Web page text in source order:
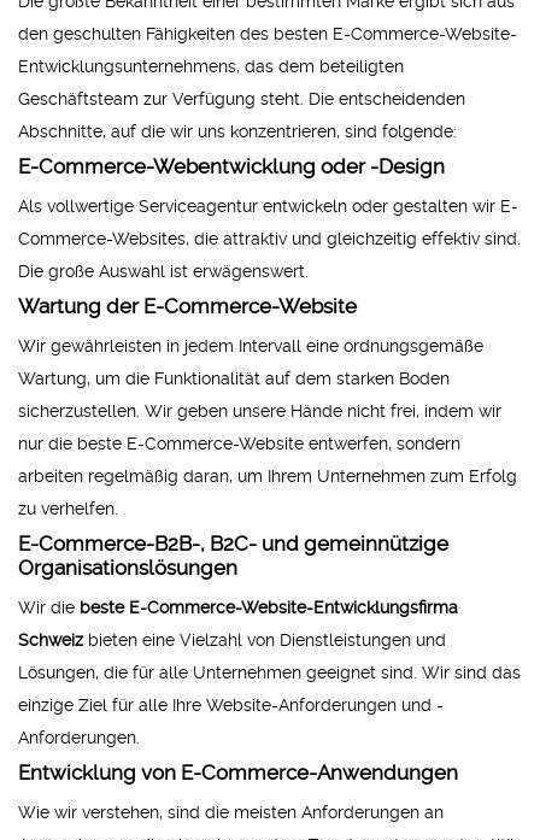
den geschulten Fähigkeiten des besten E-Commerce-Website-
Entwicklungsunternehmens, das dem beteiligten
Geschäftsteam zur Verfügung steht. Die entscheidenden
Abschnitte, auf die wir uns konzentrieren, sind folgende:
E-Commerce-Webentwicklung oder -Design
Als vollwertige Serviceagentur entwickeln oder gestalten wir E-
Commerce-Websites, die attraktiv und gleichzeitig effektiv sind.
Die große Auswahl ist erwägenswert.
Wartung der E-Commerce-Website
Wir gewährleisten in jedem Intervall eine ordnungsgemäße
Wartung, um die Funktionalität auf dem starken Boden
sicherzustellen. Wir geben unsere Hände nicht frei, indem wir
nur die beste E-Commerce-Website entwerfen, sondern
arbeiten regelmäßig daran, um Ihrem Unternehmen zum Erfolg
zu verhelfen.
E-Commerce-B2B-, B2C- und gemeinnützige
Organisationslösungen
Wir die beste E-Commerce-Website-Entwicklungsfirma
Schweiz bieten eine Vielzahl von Dienstleistungen und
Lösungen, die für alle Unternehmen geeignet sind. Wir sind das
einzige Ziel für alle Ihre Website-Anforderungen und -
Anforderungen.
Entwicklung von E-Commerce-Anwendungen
Wie wir verstehen, sind die meisten Anforderungen an